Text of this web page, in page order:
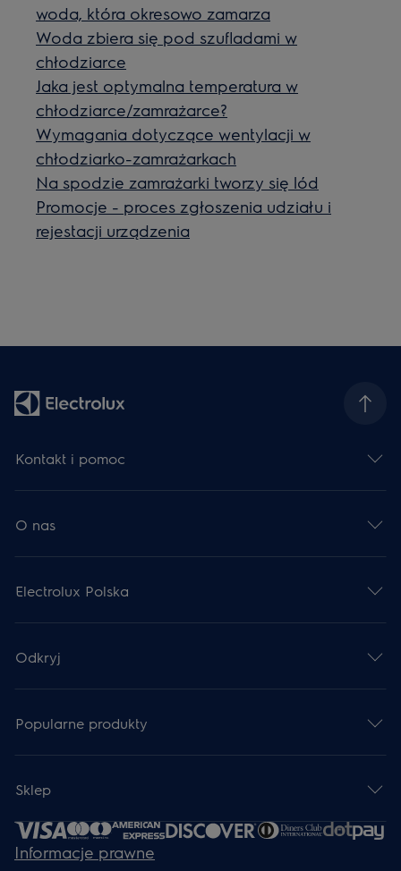
woda, która okresowo zamarza
Woda zbiera się pod szufladami w
chłodziarce
Jaka jest optymalna temperatura w
chłodziarce/zamrażarce?
Wymagania dotyczące wentylacji w
chłodziarko-zamrażarkach
Na spodzie zamrażarki tworzy się lód
Promocje - proces zgłoszenia udziału i
rejestacji urządzenia
Kontakt i pomoc
O nas
Electrolux Polska
Odkryj
Popularne produkty
Sklep
Informacje prawne